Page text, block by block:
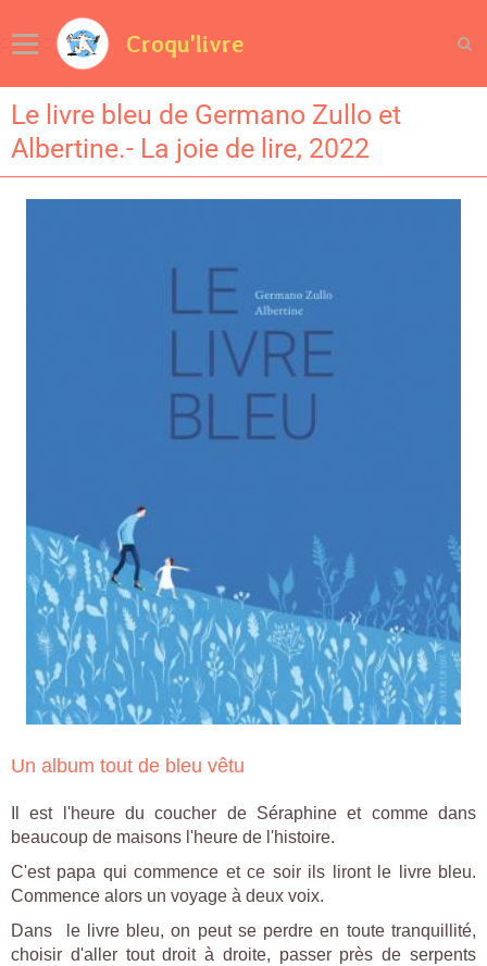
Croqu'livre
Le livre bleu de Germano Zullo et
Albertine.- La joie de lire, 2022
Un album tout de bleu vêtu
Il est l'heure du coucher de Séraphine et comme dans
beaucoup de maisons l'heure de l'histoire.
C'est papa qui commence et ce soir ils liront le livre bleu.
Commence alors un voyage à deux voix.
Dans le livre bleu, on peut se perdre en toute tranquillité,
choisir d'aller tout droit à droite, passer près de serpents